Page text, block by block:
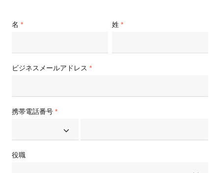
名 姓
ビジネスメールアドレス
携帯電話番号
役職